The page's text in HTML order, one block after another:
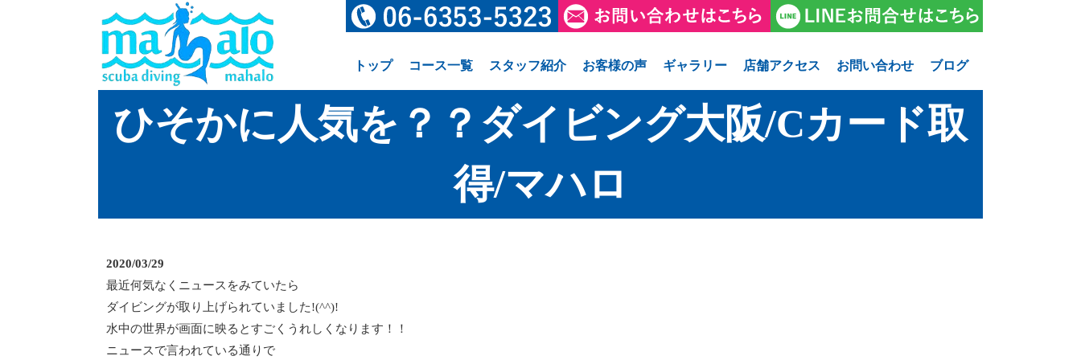
トップ コース一覧 スタッフ紹介 お客様の声 ギャラリー 店舗アクセス お問い合わせ ブログ
ひそかに人気を？？ダイビング大阪/Cカード取
得/マハロ
2020/03/29
最近何気なくニュースをみていたら
ダイビングが取り上げられていました!(^^)!
水中の世界が画面に映るとすごくうれしくなります！！
ニュースで言われている通りで